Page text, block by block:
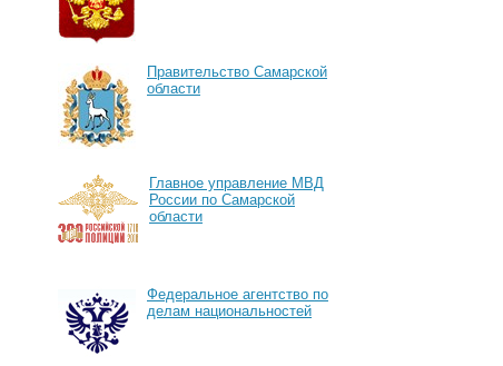
Правительство Самарской
области
Главное управление МВД
России по Самарской
области
Федеральное агентство по
делам национальностей